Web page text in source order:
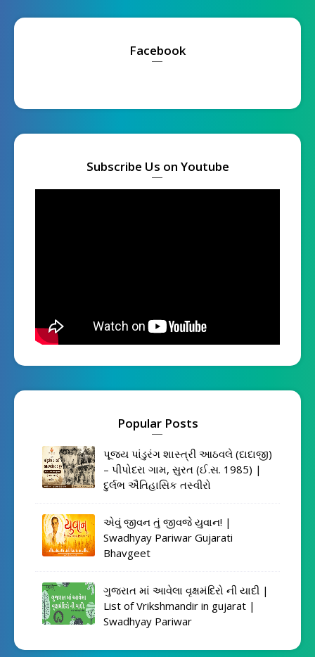
Facebook
Subscribe Us on Youtube
Popular Posts
પૂજ્ય પાંડુરંગ શાસ્ત્રી આઠવલે (દાદાજી)
– પીપોદરા ગામ, સુરત (ઈ.સ. 1985) |
દુર્લભ ઐતિહાસિક તસ્વીરો
એવું જીવન તું જીવજે યુવાન! |
Swadhyay Pariwar Gujarati
Bhavgeet
ગુજરાત માં આવેલા વૃક્ષમંદિરો ની યાદી |
List of Vrikshmandir in gujarat |
Swadhyay Pariwar